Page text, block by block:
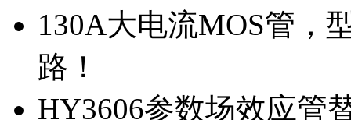
130A大电流MOS管，
路！
HY3606参数场效应管